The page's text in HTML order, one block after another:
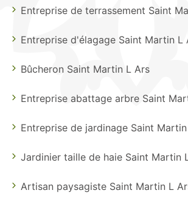
Entreprise de terrassement Saint
Entreprise d'élagage Saint Martin L
Bûcheron Saint Martin L Ars
Entreprise abattage arbre Saint
Entreprise de jardinage Saint
Jardinier taille de haie Saint Martin
Artisan paysagiste Saint Martin L